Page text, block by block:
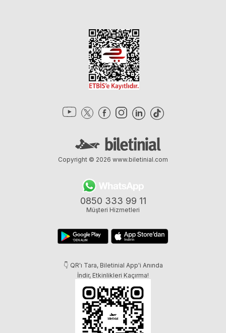
0850 333 99 11
Müşteri Hizmetleri
👇 QR'ı Tara, Biletinial App'i Anında
İndir, Etkinlikleri Kaçırma!
Copyright © 2026 www.biletinial.com